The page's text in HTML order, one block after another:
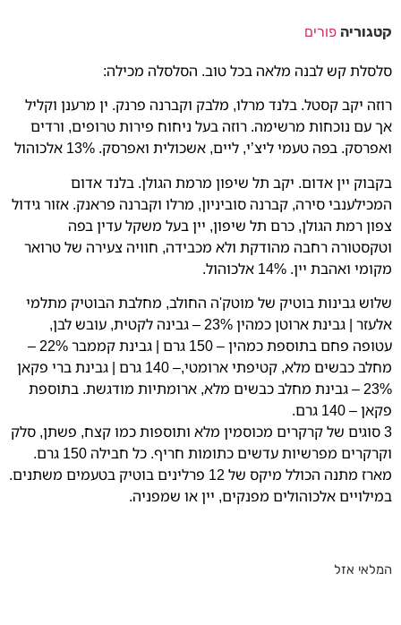
קטגוריה פורים
סלסלת קש לבנה מלאה בכל טוב. הסלסלה מכילה:
רוזה יקב קסטל. בלנד מרלו, מלבק וקברנה פרנק. ין מרענן וקליל
אך עם נוכחות מרשימה. רוזה בעל ניחוח פירות טרופים, ורדים
ואפרסק. בפה טעמי ליצ’י, ליים, אשכולית ואפרסק. 13% אלכוהול
בקבוק יין אדום. יקב תל שיפון מרמת הגולן. בלנד אדום
המכילענבי סירה, קברנה סוביניון, מרלו וקברנה פראנק. אזור גידול
צפון רמת הגולן, כרם תל שיפון, יין בעל משקל עדין בפה
וטקסטורה רחבה מהודקת ולא מכבידה, חוויה צעירה של טרואר
מקומי ואהבת יין. 14% אלכוהול.
שלוש גבינות בוטיק של מוטק'ה החולב, מחלבת הבוטיק מתלמי
אלעזר | גבינת ארוטן כמהין 23% – גבינה לקטית, עובש לבן,
עטופה פחם בתוספת כמהין – 150 גרם | גבינת קממבר 22% –
מחלב כבשים מלא, קטיפתי ארומטי,– 140 גרם | גבינת ברי פקאן
23% – גבינת מחלב כבשים מלא, ארומתיות מודגשת. בתוספת
פקאן – 140 גרם.
3 סוגים של קרקרים מכוסמין מלא ותוספות כמו קצח, פשתן, סלק
וקרקרים מפרשיות עדשים כתומות חריף. כל חבילה 150 גרם.
מארז מתנה הכולל מיקס של 12 פרלינים בוטיק בטעמים משתנים.
במילויים אלכוהולים מפנקים, יין או שמפניה.
המלאי אזל